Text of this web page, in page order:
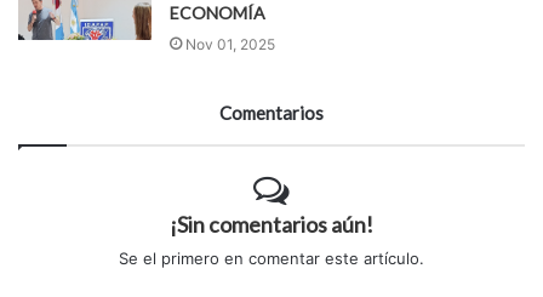
ECONOMÍA
Nov 01, 2025
Comentarios
¡Sin comentarios aún!
Se el primero en comentar este artículo.